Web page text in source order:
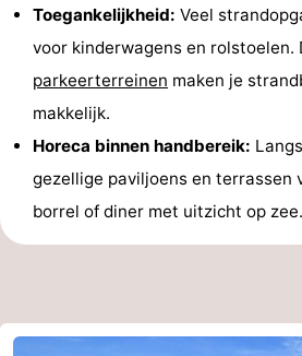
Toegankelijkheid: Veel
voor kinderwagens en rolstoelen.
parkeerterreinen maken je
makkelijk.
Horeca binnen handbereik:
gezellige paviljoens en terrassen
borrel of diner met uitzicht op zee.